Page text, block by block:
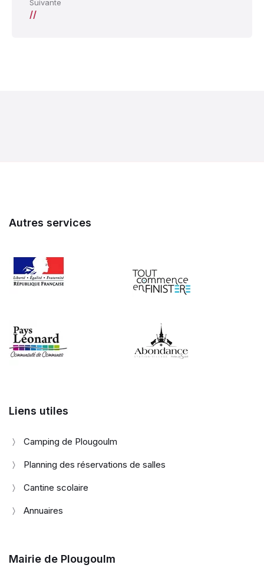
Suivante
//
Autres services
Liens utiles
Camping de Plougoulm
Planning des réservations de salles
Cantine scolaire
Annuaires
Mairie de Plougoulm